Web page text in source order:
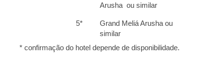
Arusha ou similar
5*
Grand Meliá Arusha ou
similar
* confirmação do hotel depende de disponibilidade.